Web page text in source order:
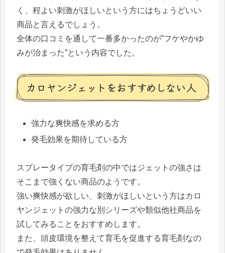
く、程よい刺激がほしいという方にはちょうどいい
商品と言えるでしょう。
全体の口コミを通して一番多かったのが”フケやかゆ
みが治まった”という内容でした。
カロヤンジェットをおすすめしない人
強力な爽快感を求める方
発毛効果を期待している方
スプレータイプの育毛剤の中ではジェットの強さは
そこまで強くない商品のようです。
強い爽快感が欲しい、刺激がほしいという方はカロ
ヤンジェットの強力な別シリーズや類似他社商品を
試してみることをおすすめします。
また、頭皮環境を整えて育毛を促進する育毛剤なの